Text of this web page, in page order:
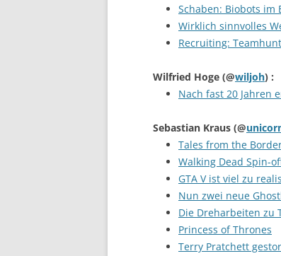
Schaben: Biobots im
Wirklich sinnvolles
Recruiting:
Wilfried Hoge (@wiljoh) :
Nach fast 20 Jahren
Sebastian Kraus (@
Tales from the
Walking Dead Spin-
GTA V ist viel zu
Nun zwei neue
Die Dreharbeiten zu
Princess of Thrones
Terry Pratchett